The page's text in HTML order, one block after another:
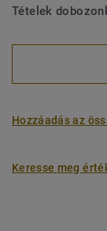
Tételek
Hozzáadás az
Keresse meg